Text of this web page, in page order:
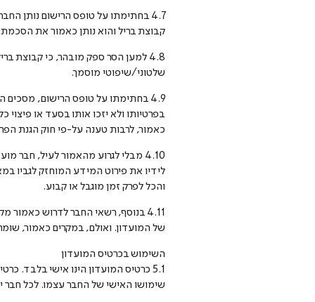
4.7 בחתימתו על טופס הרישום נותן
קבוצת בריל והוא נותן כאמור את
4.8 למען הסר ספק מובהר, כי קבוצת
שלטוני/שיפוטי מוסמך.
4.9 בחתימתו על טופס הרישום,
בפרטיותו ולא יזכו אותו בסעד או
כאמור, לרבות טענה על-פי חוק הגנת
לידיו את פירוט המידע המוחזק לגביו
והכל לפרק זמן מוגבל או קבוע.
4.11 בנוסף, רשאי החבר לדרוש
של המועדון. ואולם, במקרים כאמור,
השימוש בכרטיס המועדון
5.1 כרטיס המועדון הינו אישי
שימושו האישי של החבר עצמו. לכל חבר